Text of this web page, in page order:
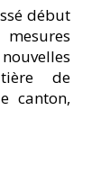
début
de
canton,